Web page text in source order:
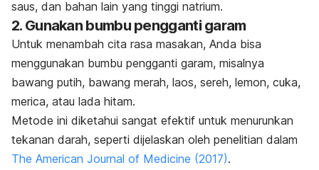
saus, dan bahan lain yang tinggi natrium.
2. Gunakan bumbu pengganti garam
Untuk menambah cita rasa masakan, Anda bisa
menggunakan bumbu pengganti garam, misalnya
bawang putih, bawang merah, laos, sereh, lemon, cuka,
merica, atau lada hitam.
Metode ini diketahui sangat efektif untuk menurunkan
tekanan darah, seperti dijelaskan oleh penelitian dalam
The American Journal of Medicine (2017).